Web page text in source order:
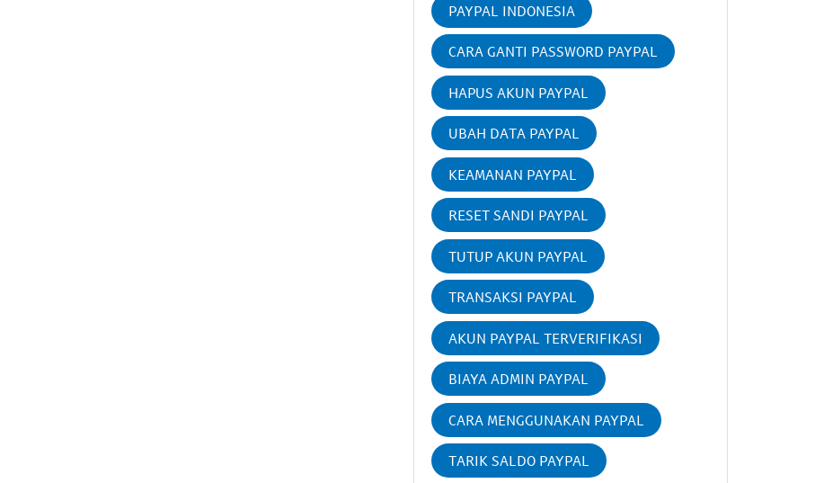
PAYPAL INDONESIA
CARA GANTI PASSWORD PAYPAL
HAPUS AKUN PAYPAL
UBAH DATA PAYPAL
KEAMANAN PAYPAL
RESET SANDI PAYPAL
TUTUP AKUN PAYPAL
TRANSAKSI PAYPAL
AKUN PAYPAL TERVERIFIKASI
BIAYA ADMIN PAYPAL
CARA MENGGUNAKAN PAYPAL
TARIK SALDO PAYPAL